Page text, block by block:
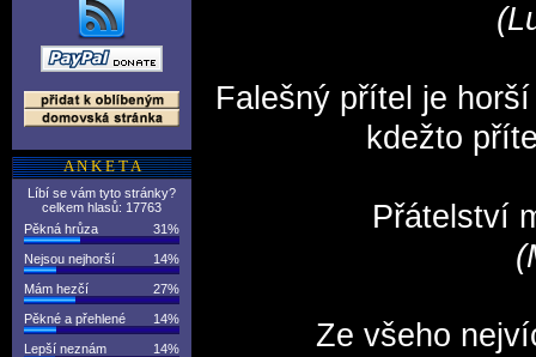
A N K E T A
Líbí se vám tyto stránky?
celkem hlasů: 17763
31%
Pěkná hrůza
14%
Nejsou nejhorší
27%
Mám hezčí
14%
Pěkné a přehlené
14%
Lepší neznám
Falešný přítel je
kdežto
Přátelství
Ze všeho